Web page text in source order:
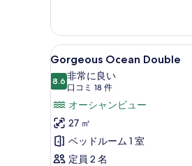
真
を
表
示
す
る
の
詳
細
Gorgeous
Ocean
Double
の
す
べ
て
11
Gorgeous Ocean Double
8.610 点中 8.6
非常に良い
口コミ 18 件
(口
コ
ミ
18
件)
オーシャンビュー
27 ㎡
ベッドルーム 1 室
定員 2 名